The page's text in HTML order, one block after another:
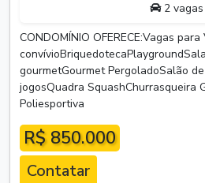
2 vagas
CONDOMÍNIO OFERECE:Vagas
gourmetGourmet PergoladoSalão
jogosQuadra SquashChurrasqueira
Poliesportiva
R$ 850.000
Contatar